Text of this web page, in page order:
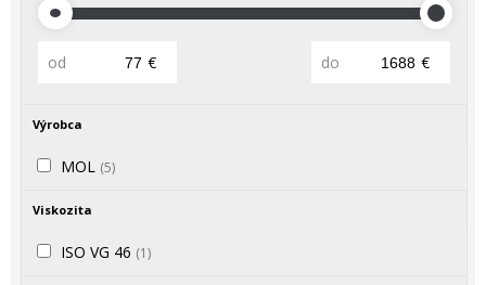
od € do €
Výrobca
MOL (5)
Viskozita
ISO VG 46 (1)